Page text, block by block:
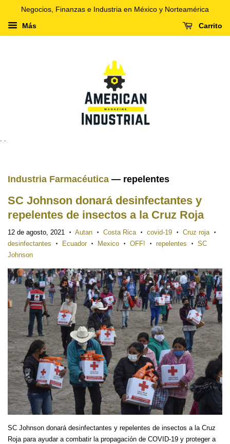
Negocios, Finanzas e Industria en México y Norteamérica
Más Carrito
. .
Industria Farmacéutica — repelentes
SC Johnson donará desinfectantes y
repelentes de insectos a la Cruz Roja
12 de agosto, 2021 • Autan • Costa Rica • covid-19 • Cruz roja •
desinfectantes • Ecuador • Mexico • OFF! • repelentes •
SC
Johnson
SC Johnson donará desinfectantes y repelentes de insectos a la Cruz
Roja para ayudar a combatir la propagación de COVID-19 y proteger a